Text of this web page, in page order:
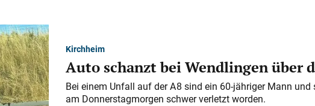
Kirchheim
Auto schanzt bei Wendlingen über
Bei einem Unfall auf der A 8 sind ein 60-jähriger Mann
am Donnerstagmorgen schwer verletzt worden.